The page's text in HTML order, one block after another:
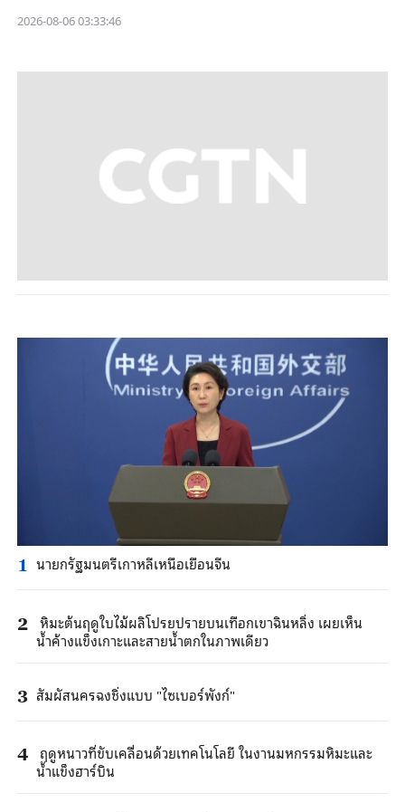
2026-08-06 03:33:46
1 นายกรัฐมนตรีเกาหลีเหนือเยือนจีน
2 หิมะต้นฤดูใบไม้ผลิโปรยปรายบนเทือกเขาฉินหลิ่ง เผยเห็น
น้ำค้างแข็งเกาะและสายน้ำตกในภาพเดียว
3 สัมผัสนครฉงชิ่งแบบ "ไซเบอร์พังก์"
4
ฤดูหนาวที่ขับเคลื่อนด้วยเทคโนโลยี ในงานมหกรรมหิมะและ
น้ำแข็งฮาร์บิน